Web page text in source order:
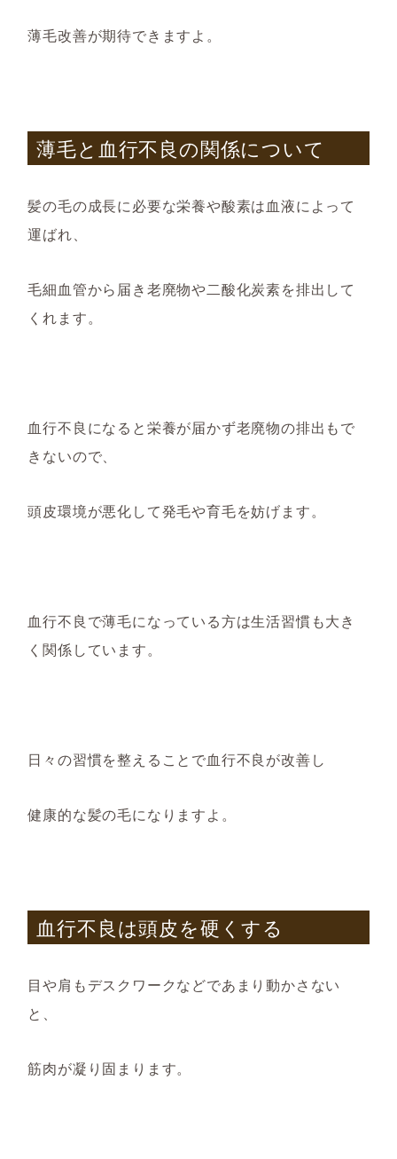
薄毛改善が期待できますよ。
薄毛と血行不良の関係について
髪の毛の成長に必要な栄養や酸素は血液によって
運ばれ、
毛細血管から届き老廃物や二酸化炭素を排出して
くれます。
血行不良になると栄養が届かず老廃物の排出 もで
きないので、
頭皮環境が悪化して発毛や育毛を妨げます。
血行不良で薄毛になっている方は生活習慣も大き
く関係しています。
日々の習慣を整えることで血行不良が改善し
健康的な髪の毛になりますよ。
血行不良は頭皮を硬くする
目や肩もデスクワークなどであまり動かさない
と、
筋肉が凝り固まります。